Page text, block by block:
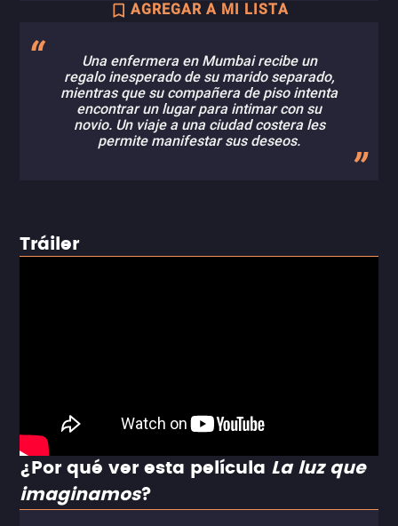
AGREGAR A MI LISTA
Una enfermera en Mumbai recibe un
regalo inesperado de su marido separado,
mientras que su compañera de piso intenta
encontrar un lugar para intimar con su
novio. Un viaje a una ciudad costera les
permite manifestar sus deseos.
Tráiler
¿Por qué ver esta película La luz que
imaginamos?